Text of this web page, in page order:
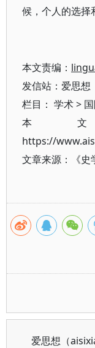
候，个人的选择
本文责编：
发信站：爱思
栏目： 学术>
本
https://
文章来源：《史
爱思想（